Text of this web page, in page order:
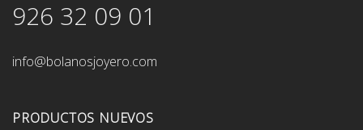
926 32 09 01
info@bolanosjoyero.com
PRODUCTOS NUEVOS